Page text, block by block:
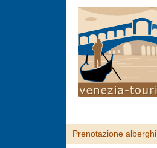
Prenotazione alberghi